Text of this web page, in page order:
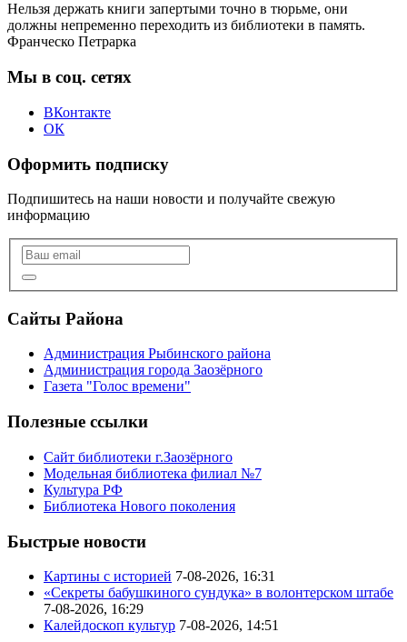
Нельзя держать книги запертыми точно в тюрьме, они
должны непременно переходить из библиотеки в память.
Франческо Петрарка
Мы в соц. сетях
ВКонтакте
ОК
Оформить подписку
Подпишитесь на наши новости и получайте свежую
информацию
Сайты Района
Администрация Рыбинского района
Администрация города Заозёрного
Газета "Голос времени"
Полезные ссылки
Сайт библиотеки г.Заозёрного
Модельная библиотека филиал №7
Культура РФ
Библиотека Нового поколения
Быстрые новости
Картины с историей 7-08-2026, 16:31
«Секреты бабушкиного сундука» в волонтерском штабе
7-08-2026, 16:29
Калейдоскоп культур 7-08-2026, 14:51